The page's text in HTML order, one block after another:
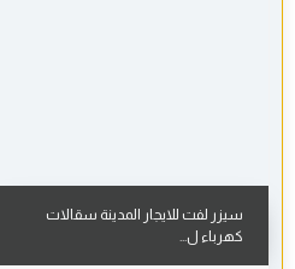
سيزر لفت للايجار المدينة سقالات
كهرباء ل...